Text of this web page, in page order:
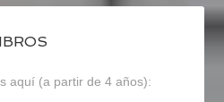
aquí (a partir de 4 años):